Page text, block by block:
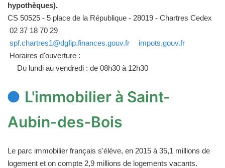
hypothèques).
CS 50525 - 5 place de la République - 28019 - Chartres Cedex
02 37 18 70 29
spf.chartres1@dgfip.finances.gouv.fr
impots.gouv.fr
Horaires d'ouverture :
Du lundi au vendredi : de 08h30 à 12h30
L'immobilier à Saint-
Aubin-des-Bois
Le parc immobilier français s'élève, en 2015 à 35,1 millions de
logement et on compte 2,9 millions de logements vacants.